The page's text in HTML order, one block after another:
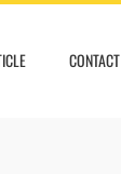
CONTACT